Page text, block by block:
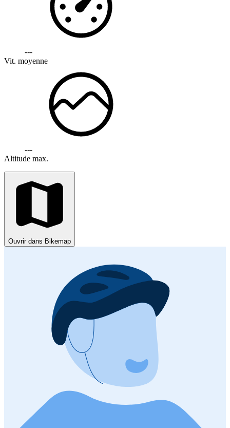
---
Vit. moyenne
---
Altitude max.
Ouvrir dans Bikemap